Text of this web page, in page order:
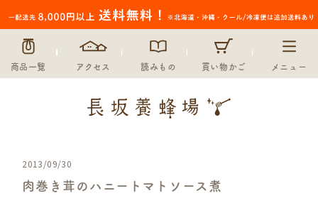
商品一覧 アクセス 読みもの 買い物かご メニュー
2013/09/30
肉巻き茸のハニートマトソース煮